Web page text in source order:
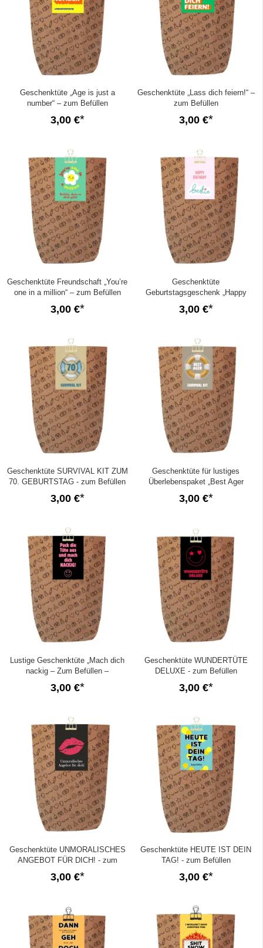
Geschenktüte „Age is just a
number“ – zum Befüllen
3,00 €
Geschenktüte „Lass dich feiern!“ –
zum Befüllen
3,00 €
Geschenktüte Freundschaft „You’re
one in a million“ – zum Befüllen
3,00 €
Geschenktüte
Geburtstagsgeschenk „Happy
Birthday Bestie“ – zum Befüllen
3,00 €
Geschenktüte SURVIVAL KIT ZUM
70. GEBURTSTAG - zum Befüllen
3,00 €
Geschenktüte für lustiges
Überlebenspaket „Best Ager
Survival Kit“ - zum Befüllen
3,00 €
Lustige Geschenktüte „Mach dich
nackig – Zum Befüllen –
3,00 €
Geschenktüte WUNDERTÜTE
DELUXE - zum Befüllen
3,00 €
Geschenktüte UNMORALISCHES
ANGEBOT FÜR DICH! - zum
3,00 €
Geschenktüte HEUTE IST DEIN
TAG! - zum Befüllen
3,00 €